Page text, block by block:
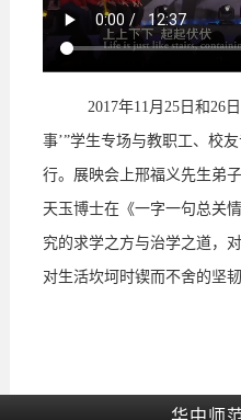
2017年11月25日和26
事’”学生专场与教职工、校
行。展映会上邢福义先生弟
天玉博士在《一字一句总关
究的求学之方与治学之道，
对生活坎坷时锲而不舍的坚韧
华中师